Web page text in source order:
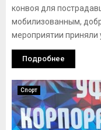
конвоя для
мобилизованным,
мероприятии приняли
Подробнее
Спорт